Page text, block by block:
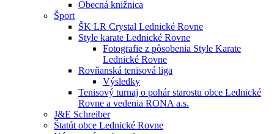
Obecná knižnica
Šport
ŠK LR Crystal Lednické Rovne
Style karate Lednické Rovne
Fotografie z pôsobenia Style Karate
Lednické Rovne
Rovňanská tenisová liga
Výsledky
Tenisový turnaj o pohár starostu obce Lednické
Rovne a vedenia RONA a.s.
J&E Schreiber
Štatút obce Lednické Rovne